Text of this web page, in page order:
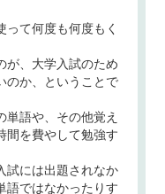
て何度も何度もく
、大学入試のため
のか、ということで
語や、その他覚え
間を費やして勉強す
試には出題されなか
語ではなかったりす